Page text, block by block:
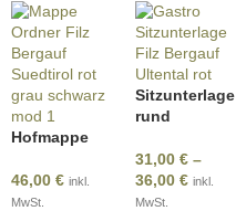
Hofmappe
46,00 € inkl.
MwSt.
Sitzunterlage
rund
31,00 € –
36,00 € inkl.
MwSt.